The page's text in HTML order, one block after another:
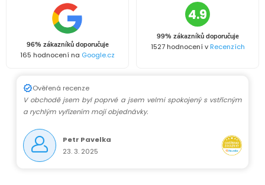
96% zákazníků doporučuje
165 hodnocení na Google.cz
4.9
99% zákazníků doporučuje
1527 hodnocení vRecenzích
Ověřená recenze
V obchodě jsem byl poprvé a jsem velmi spokojený s vstřícným
a rychlým vyřízením mojí objednávky.
Petr Pavelka
23. 3. 2025